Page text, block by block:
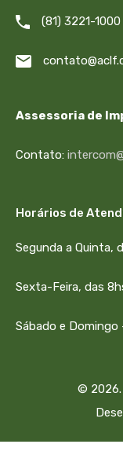
(81) 3221-1000
Assessoria de
Contato:
Horários de
Segunda a Quinta,
Sexta-Feira, das
Sábado e Domingo
© 2026.